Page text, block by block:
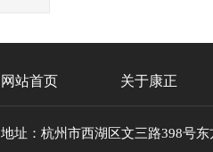
网站首页 关于康正
地址：杭州市西湖区文三路398号